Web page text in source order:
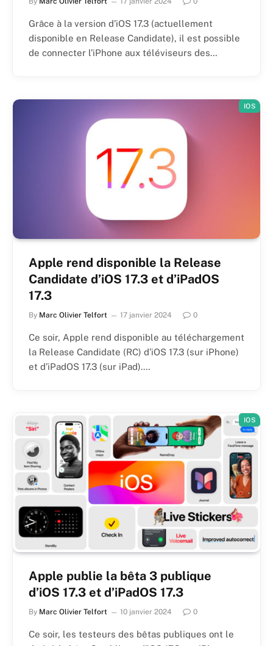
Grâce à la version d’iOS 17.3 (actuellement
disponible en Release Candidate), il est possible
de connecter l’iPhone aux téléviseurs des…
IOS
Apple rend disponible la Release
Candidate d’iOS 17.3 et d’iPadOS
17.3
By Marc Olivier Telfort 17 janvier 2024 0
Ce soir, Apple rend disponible au téléchargement
la Release Candidate (RC) d’iOS 17.3 (sur iPhone)
et d’iPadOS 17.3 (sur iPad).…
IOS
Apple publie la bêta 3 publique
d’iOS 17.3 et d’iPadOS 17.3
By Marc Olivier Telfort 10 janvier 2024 0
Ce soir, les testeurs des bêtas publiques ont le